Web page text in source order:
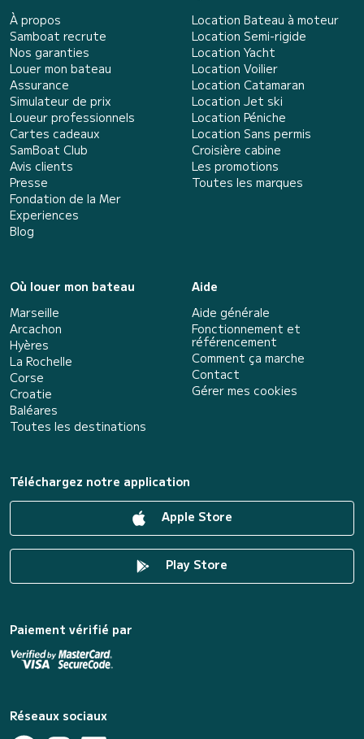
À propos
Samboat recrute
Nos garanties
Louer mon bateau
Assurance
Simulateur de prix
Loueur professionnels
Cartes cadeaux
SamBoat Club
Avis clients
Presse
Fondation de la Mer
Experiences
Blog
Location Bateau à moteur
Location Semi-rigide
Location Yacht
Location Voilier
Location Catamaran
Location Jet ski
Location Péniche
Location Sans permis
Croisière cabine
Les promotions
Toutes les marques
Où louer mon bateau
Marseille
Arcachon
Hyères
La Rochelle
Corse
Croatie
Baléares
Toutes les destinations
Aide
Aide générale
Fonctionnement et
référencement
Comment ça marche
Contact
Gérer mes cookies
Téléchargez notre application
Apple Store
Play Store
Paiement vérifié par
Réseaux sociaux